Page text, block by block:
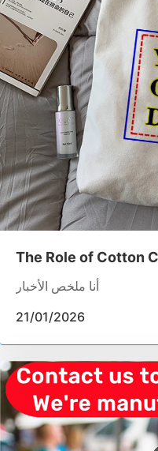
The Role of Cotton
Luxury Brand
أنا ملخص الأخبار
21/01/2026